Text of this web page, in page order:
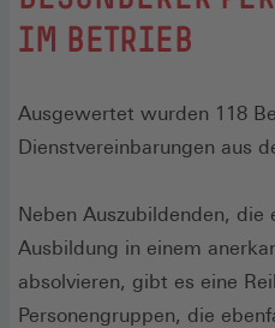
IM BETRIEB
Ausgewertet wurden 118
Dienstvereinbarungen aus
Neben Auszubildenden, die
Ausbildung in einem
absolvieren, gibt es eine
Personengruppen, die